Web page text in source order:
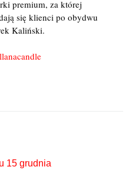
premium, za której
się klienci po obydwu
Kaliński.
15 grudnia